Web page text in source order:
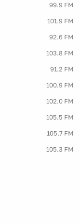
99.9 FM
101.9 FM
92.6 FM
103.8 FM
91.2 FM
100.9 FM
102.0 FM
105.5 FM
105.7 FM
105.3 FM